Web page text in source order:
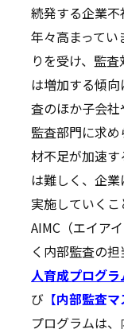
続発する企業
年々高まってい
りを受け、監
は増加する傾
査のほか子会
監査部門に求
材不足が加速
は難しく、企
実施していくこ
AIMC（エイア
く内部監査の担
人育成プログラ
び 【内部監査マ
プログラムは、